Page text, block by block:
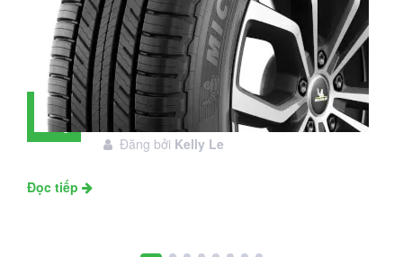
28
Tháng
Đánh giá lốp Michelin Primacy SUV:
Đáng đầu tư không?
Đăng bởi Kelly Le
Đọc tiếp